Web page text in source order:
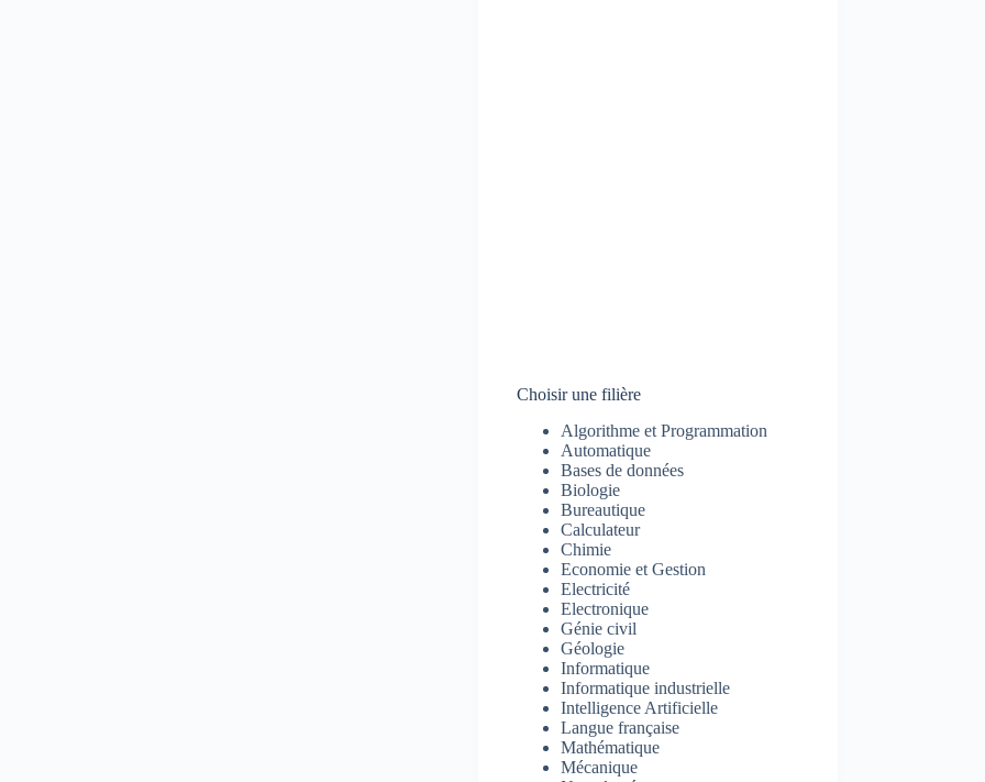
Choisir une filière
Algorithme et Programmation
Automatique
Bases de données
Biologie
Bureautique
Calculateur
Chimie
Economie et Gestion
Electricité
Electronique
Génie civil
Géologie
Informatique
Informatique industrielle
Intelligence Artificielle
Langue française
Mathématique
Mécanique